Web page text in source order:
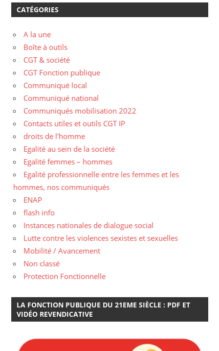
CATÉGORIES
A la une
Boîte à outils
CGT & société
CGT Fonction publique
Communiqué local
Communiqué national
Communiqués mobilisation 2022
Contacts utiles et outils CGT IP
droits de l'homme
Egalité au sein de la société
Egalité femmes – hommes
Egalité professionnelle entre les femmes et les
hommes, nos communiqués
ENAP
flash info
Instances nationales de dialogue social
Lutte contre les violences sexistes et sexuelles
Mobilité / Avancement
Non classé
Protection Fonctionnelle
LA FONCTION PUBLIQUE DU 21EME SIÈCLE : PDF ET
VIDÉO REVENDICATIVE